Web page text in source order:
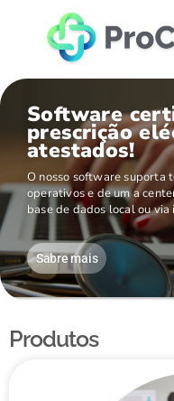
Software
prescrição
atestados!
O nosso software suporta
operativos e de um a
base de dados local ou
Sabre mais
Produtos